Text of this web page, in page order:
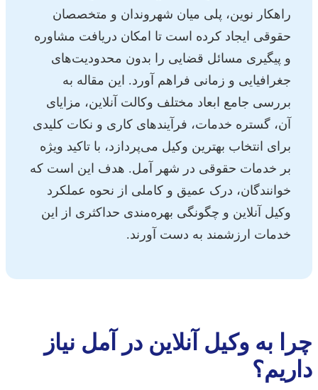
راهکار نوین، پلی میان شهروندان و متخصصان
حقوقی ایجاد کرده است تا امکان دریافت مشاوره
و پیگیری مسائل قضایی را بدون محدودیت‌های
جغرافیایی و زمانی فراهم آورد. این مقاله به
بررسی جامع ابعاد مختلف وکالت آنلاین، مزایای
آن، گستره خدمات، فرآیندهای کاری و نکات کلیدی
برای انتخاب بهترین وکیل می‌پردازد، با تاکید ویژه
بر خدمات حقوقی در شهر آمل. هدف این است که
خوانندگان، درک عمیق و کاملی از نحوه عملکرد
وکیل آنلاین و چگونگی بهره‌مندی حداکثری از این
خدمات ارزشمند به دست آورند.
به وکیل آنلاین در آمل نیاز